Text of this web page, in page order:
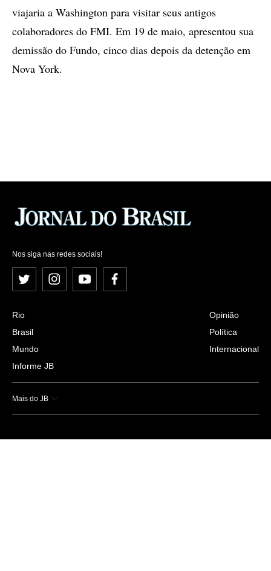
viajaria a Washington para visitar seus antigos
colaboradores do FMI. Em 19 de maio, apresentou sua
demissão do Fundo, cinco dias depois da detenção em
Nova York.
Nos siga nas redes sociais!
Twitter InstagramYouTubeFacebook
Rio
Brasil
Mundo
Informe JB
Opinião
Política
Internacional
Mais do JB
Esportes